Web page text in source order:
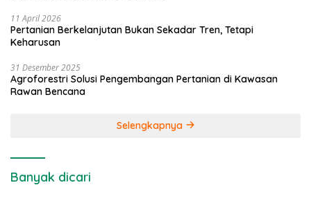
11 April 2026
Pertanian Berkelanjutan Bukan Sekadar Tren, Tetapi
Keharusan
31 Desember 2025
Agroforestri Solusi Pengembangan Pertanian di Kawasan
Rawan Bencana
Selengkapnya
Banyak dicari